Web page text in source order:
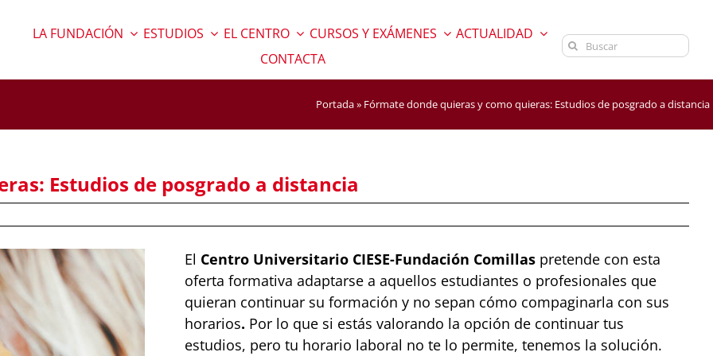
LA FUNDACIÓN ESTUDIOS EL CENTRO CURSOS Y EXÁMENES
ACTUALIDAD
CONTACTA
Buscar:
Portada» Fórmate donde quieras y como quieras: Estudios de posgrado a distancia
Estudios de posgrado a distancia
El Centro Universitario CIESE-Fundación Comillas pretende con esta
oferta formativa adaptarse a aquellos estudiantes o profesionales que
quieran continuar su formación y no sepan cómo compaginarla con sus
horarios. Por lo que si estás valorando la opción de continuar tus
estudios, pero tu horario laboral no te lo permite, tenemos la solución.